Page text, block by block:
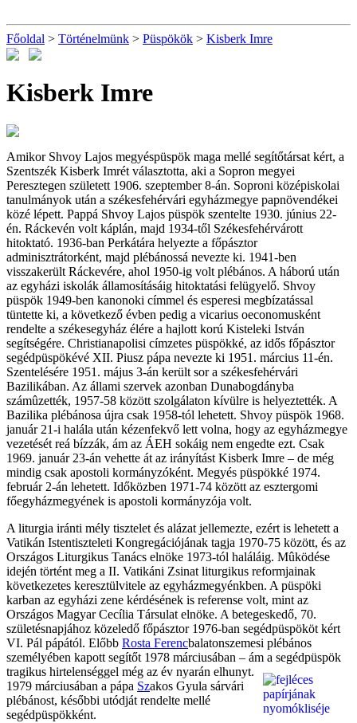
Főoldal > Történelmünk > Püspökök > Kisberk Imre
Kisberk Imre
Amikor Shvoy Lajos megyéspüspök maga mellé segítőtársat kért, a
Szentszék Kisberk Imrét választotta, aki a Sopron megyei
Peresztegen született 1906. szeptember 8-án. Soproni középiskolai
tanulmányok után a székesfehérvári egyházmegye papnövendékei
közé lépett. Pappá Shvoy Lajos püspök szentelte 1930. június 22-
én. Ráckevén volt káplán, majd 1934-től Székesfehérvárott
hitoktató. 1936-ban Perkátára helyezte a főpásztor
adminisztrátorként, majd plébánossá nevezte ki. 1941-ben
visszakerült Ráckevére, ahol 1950-ig volt plébános. A háború után
az egyházi iskolák államosításáig hitoktatási felügyelő. Shvoy
püspök 1949-ben kanonoki címmel és esperesi megbízatással
tüntette ki, a következő évben pedig a vicarius oeconomusként
rendelte a székesegyház élére a hajlott korú Kisteleki István
segítségére. Christianapolisi címzetes püspökké, az idős főpásztor
segédpüspökévé XII. Piusz pápa nevezte ki 1951. március 11-én.
Szentelésére 1951. május 3-án került sor a székesfehérvári
Bazilikában. Az állami szervek azonban Dunabogdányba
számûzették, 1957-58 között szolgálaton kívülre is helyeztették. A
Bazilika plébánosa újra csak 1958-tól lehetett. Shvoy püspök 1968.
január 21-i halála után kézenfekvő lett volna, hogy az egyházmegye
vezetését reá bízzák, ám az ÁEH sokáig nem engedte ezt. Csak
1969. január 23-án vehette át az irányítást Kisberk Imre – de még
mindig csak apostoli kormányzóként. Megyés püspökké 1974.
február 2-án lehetett. Időközben 1971-74 között az esztergomi
főegyházmegyének is apostoli kormányzója volt.
A liturgia iránti mély tisztelet és alázat jellemezte, ezért is lehetett a
Vatikán Istentiszteleti Kongregációjának tagja 1970-75 között, és az
Országos Liturgikus Tanács elnöke 1973-tól haláláig. Mûködése
idején történt meg a II. Vatikáni Zsinat liturgikus reformjainak
következetes keresztülvitele az egyházmegyénkben. A püspöki
karban az egyházi zene kérdésének is referense volt, mint az
Országos Magyar Cecília Társulat elnöke. A betegeskedő, 70.
születésnapjához közeledő főpásztor 1976-ban segédpüspököt kért
VI. Pál pápától. Előbb Rosta Ferencbalatonszemesi plébános
személyében kapott segítőt 1978 márciusában – ám a segédpüspök
tragikus hirtelenséggel még az év nyarán elhunyt.
1979 márciusában a pápa Szakos Gyula sárvári
plébánost, későbbi utódját rendelte mellé
segédpüspökként.